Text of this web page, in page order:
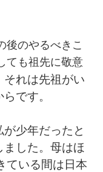
後のやるべきこ
ても祖先に敬意
れは先祖がい
です。
少年だったと
した。母はほ
ている間は日本